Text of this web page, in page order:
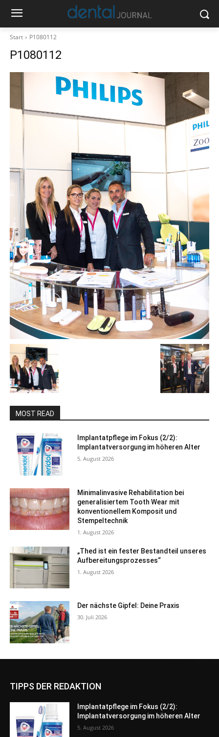
Start P1080112
P1080112
MOST READ
Implantatpflege im Fokus (2/2):
Implantatversorgung im höheren Alter
5. August 2026
Minimalinvasive Rehabilitation bei
generalisiertem Tooth Wear mit
konventionellem Komposit und
Stempeltechnik
1. August 2026
„Thed ist ein fester Bestandteil unseres
Aufbereitungsprozesses“
1. August 2026
Der nächste Gipfel: Deine Praxis
30. Juli 2026
TIPPS DER REDAKTION
Implantatpflege im Fokus (2/2):
Implantatversorgung im höheren Alter
5. August 2026